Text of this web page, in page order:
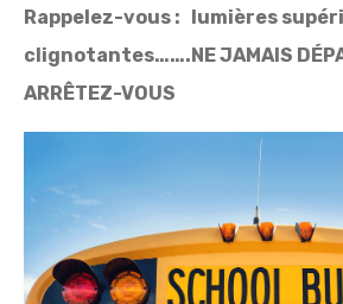
Rappelez-vous : lumières
clignotantes…….NE JAMAIS
ARRÊTEZ-VOUS